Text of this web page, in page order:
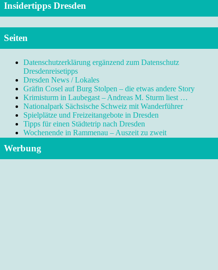
Insidertipps Dresden
Seiten
Datenschutzerklärung ergänzend zum Datenschutz
Dresdenreisetipps
Dresden News / Lokales
Gräfin Cosel auf Burg Stolpen – die etwas andere Story
Krimisturm in Laubegast – Andreas M. Sturm liest …
Nationalpark Sächsische Schweiz mit Wanderführer
Spielplätze und Freizeitangebote in Dresden
Tipps für einen Städtetrip nach Dresden
Wochenende in Rammenau – Auszeit zu zweit
Werbung